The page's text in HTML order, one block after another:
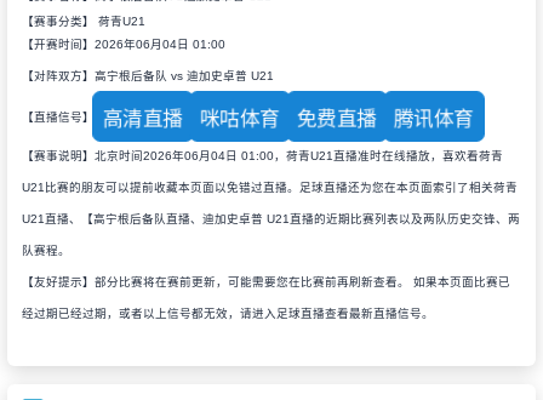
【赛事分类】 荷青U21
【开赛时间】2026年06月04日 01:00
【对阵双方】高宁根后备队 vs 迪加史卓普 U21
【直播信号】 高清直播 咪咕体育 免费直播 腾讯体育
【赛事说明】北京时间2026年06月04日 01:00，荷青U21直播准时在线播放，喜欢看荷青
U21比赛的朋友可以提前收藏本页面以免错过直播。足球直播还为您在本页面索引了相关荷青
U21直播、【高宁根后备队直播、迪加史卓普 U21直播的近期比赛列表以及两队历史交锋、两
队赛程。
【友好提示】部分比赛将在赛前更新，可能需要您在比赛前再刷新查看。 如果本页面比赛已
经过期已经过期，或者以上信号都无效，请进入足球直播查看最新直播信号。